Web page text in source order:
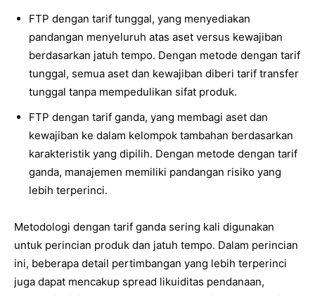
FTP dengan tarif tunggal, yang menyediakan
pandangan menyeluruh atas aset versus kewajiban
berdasarkan jatuh tempo. Dengan metode dengan tarif
tunggal, semua aset dan kewajiban diberi tarif transfer
tunggal tanpa mempedulikan sifat produk.
FTP dengan tarif ganda, yang membagi aset dan
kewajiban ke dalam kelompok tambahan berdasarkan
karakteristik yang dipilih. Dengan metode dengan tarif
ganda, manajemen memiliki pandangan risiko yang
lebih terperinci.
Metodologi dengan tarif ganda sering kali digunakan
untuk perincian produk dan jatuh tempo. Dalam perincian
ini, beberapa detail pertimbangan yang lebih terperinci
juga dapat mencakup spread likuiditas pendanaan,